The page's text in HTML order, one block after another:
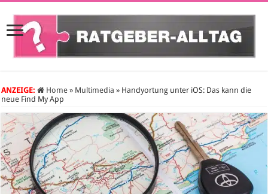
ANZEIGE: Home » Multimedia » Handyortung unter iOS: Das kann die
neue Find My App